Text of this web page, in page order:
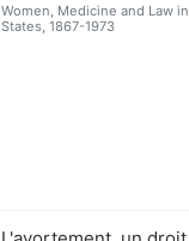
Women, Medicine and Law
States, 1867-1973